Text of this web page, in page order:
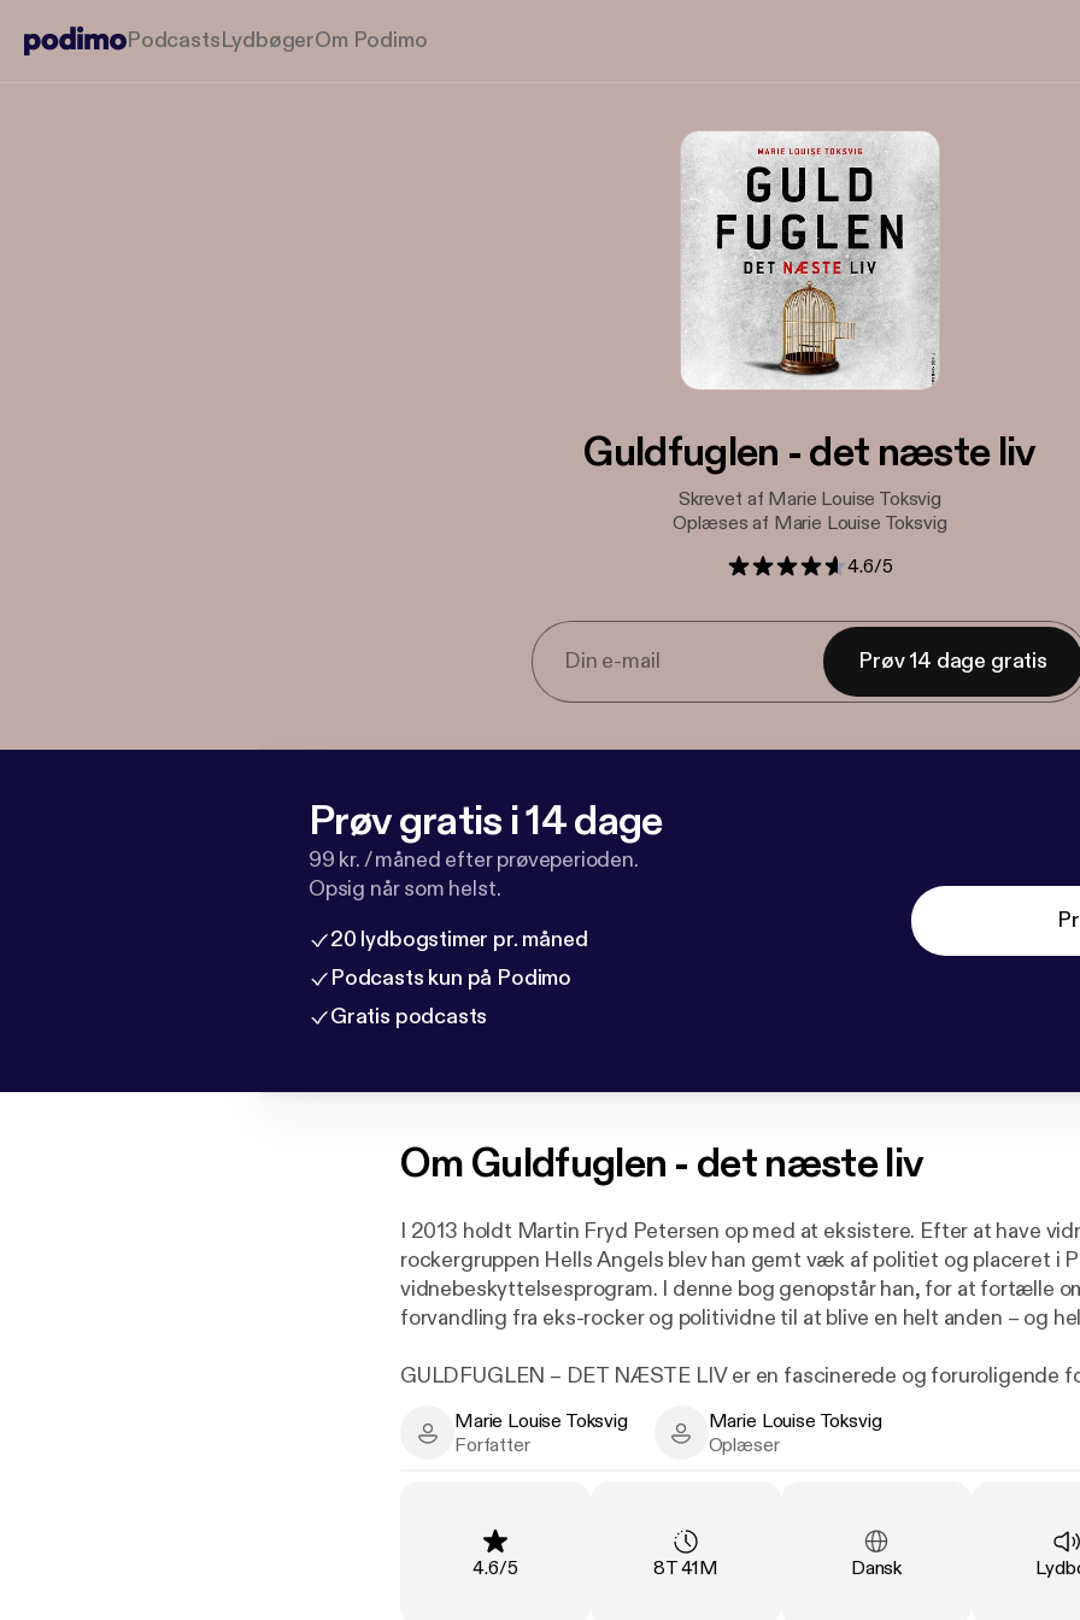
PodcastsLydbøgerOm Podimo
Guldfuglen - det næste liv
Skrevet af Marie Louise Toksvig
Oplæses af Marie Louise Toksvig
4.6/5
Prøv 14 dage gratis
Prøv gratis i 14 dage
99 kr. / måned efter prøveperioden.
Opsig når som helst.
20 lydbogstimer pr. måned
Podcasts kun på Podimo
Gratis podcasts
OmGuldfuglen - det næste liv
I 2013 holdt Martin Fryd Petersen op med at eksistere. Efter at have
rockergruppen Hells Angels blev han gemt væk af politiet og placeret i
vidnebeskyttelsesprogram. I denne bog genopstår han, for at fortælle
forvandling fra eks-rocker og politividne til at blive en helt anden – og
GULDFUGLEN – DET NÆSTE LIV er en fascinerede og foruroligende
hverdagen i et vidnebeskyttelsesprogram kan veksle mellem håb og
paranoia og personlige kriser, når fortiden er slettet og fremtiden et helt
støttegruppen AK81, men hoppede af, da han blev indhentet af sin
Marie Louise Toksvig - Author
Marie Louise Toksvig
Forfatter
Marie Louise Toksvig - Narrator
Marie Louise Toksvig
Oplæser
Vurdering
4.6/5 Varighed
8T 41M Sprog:
Dansk Type: